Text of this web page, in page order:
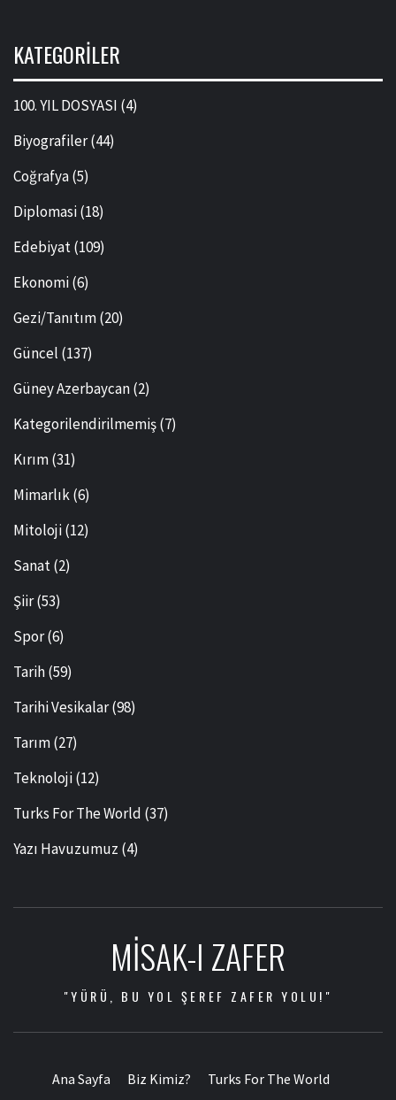
KATEGORILER
100. YIL DOSYASI (4)
Biyografiler(44)
Coğrafya(5)
Diplomasi(18)
Edebiyat(109)
Ekonomi(6)
Gezi/Tanıtım(20)
Güncel (137)
Güney Azerbaycan(2)
Kategorilendirilmemiş(7)
Kırım(31)
Mimarlık(6)
Mitoloji(12)
Sanat(2)
Şiir(53)
Spor(6)
Tarih(59)
Tarihi Vesikalar(98)
Tarım(27)
Teknoloji(12)
Turks For The World (37)
Yazı Havuzumuz (4)
MISAK-I ZAFER
"YÜRÜ, BU YOL ŞEREF ZAFER YOLU!"
Ana Sayfa Biz Kimiz? Turks For The World